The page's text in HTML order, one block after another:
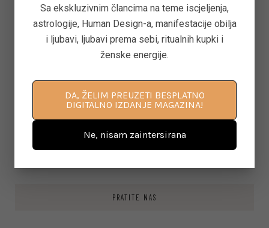
ASTEROID JUNO U ASTROLOGIJI – ARHETIP
KRALJICE, BRAKA I MOĆI U ODNOSIMA
June 11, 2026
KAKO PONOVNO PROBUDITI KREATIVNOST
KROZ POKRET, DAH I SVJESNU PRISUTNOST
on June 8, 2026
PRATITE NAS
Sa ekskluzivnim člancima na teme iscjeljenja,
astrologije, Human Design-a, manifestacije obilja
i ljubavi, ljubavi prema sebi, ritualnih kupki i
ženske energije.
DA, ŽELIM PREUZETI BESPLATNO
DIGITALNO IZDANJE MAGAZINA!
Ne, nisam zaintersirana